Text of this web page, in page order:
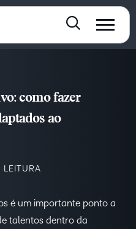
como fazer
ao
é um importante ponto a
talentos dentro da